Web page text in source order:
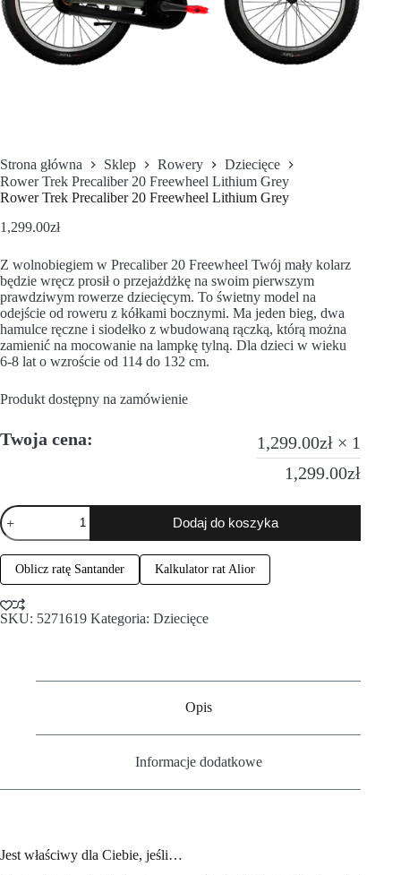
Strona główna Sklep Rowery
Dziecięce
Rower Trek Precaliber 20 Freewheel Lithium Grey
Rower Trek Precaliber 20 Freewheel Lithium Grey
1,299.00zł
Z wolnobiegiem w Precaliber 20 Freewheel Twój mały kolarz
będzie wręcz prosił o przejażdżkę na swoim pierwszym
prawdziwym rowerze dziecięcym. To świetny model na
odejście od roweru z kółkami bocznymi. Ma jeden bieg, dwa
hamulce ręczne i siodełko z wbudowaną rączką, którą można
zamienić na mocowanie na lampkę tylną. Dla dzieci w wieku
6-8 lat o wzroście od 114 do 132 cm.
Produkt dostępny na zamówienie
Twoja cena: 1,299.00zł × 1
1,299.00zł
Dodaj do koszyka
Oblicz ratę Santander Kalkulator rat Alior
SKU: 5271619 Kategoria: Dziecięce
Opis
Informacje dodatkowe
Jest właściwy dla Ciebie, jeśli…